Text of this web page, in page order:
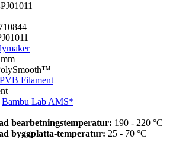
PVB Filament
Bambu Lab AMS*
bearbetningstemperatur: 190 - 220 °C
byggplatta-temperatur: 25 - 70 °C